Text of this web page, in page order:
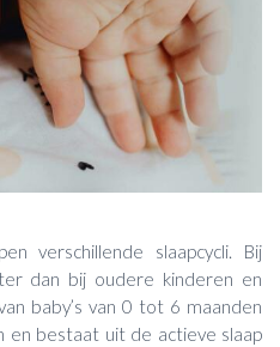
verschillende slaapcycli. Bij
dan bij oudere kinderen en
baby’s van 0 tot 6 maanden
en bestaat uit de actieve slaap